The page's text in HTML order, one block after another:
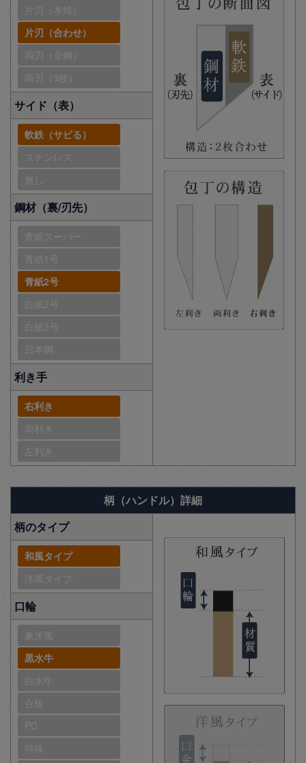
片刃（本焼）
片刃（合わせ）
両刃（全鋼）
両刃（3枚）
サイド（表）
軟鉄（サビる）
ステンレス
無し
鋼材（裏/刃先）
青紙スーパー
青紙1号
青紙2号
白紙2号
白紙3号
日本鋼
利き手
右利き
両利き
左利き
柄（ハンドル）詳細
柄のタイプ
和風タイプ
洋風タイプ
口輪
象牙風
黒水牛
白水牛
合板
PC
特殊